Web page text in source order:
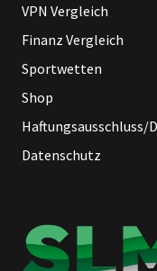
VPN Vergleich
Finanz Vergleich
Sportwetten
Shop
Haftungsausschluss/
Datenschutz